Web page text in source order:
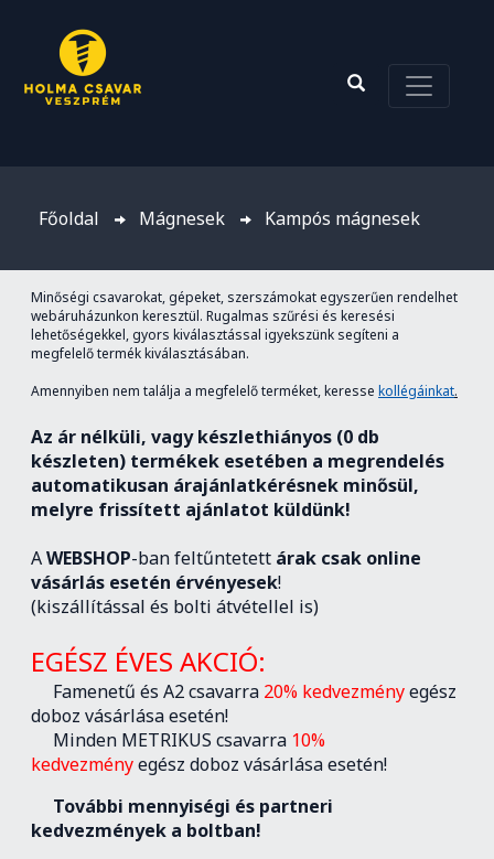
Főoldal Mágnesek Kampós mágnesek
Minőségi csavarokat, gépeket, szerszámokat egyszerűen rendelhet
webáruházunkon keresztül. Rugalmas szűrési és keresési
lehetőségekkel, gyors kiválasztással igyekszünk segíteni a
megfelelő termék kiválasztásában.
Amennyiben nem találja a megfelelő terméket, keresse kollégáinkat.
Az ár nélküli, vagy készlethiányos (0 db
készleten) termékek esetében a megrendelés
automatikusan árajánlatkérésnek minősül,
melyre frissített ajánlatot küldünk!
AWEBSHOP-ban feltűntetett árak csak online
vásárlás esetén érvényesek!
(kiszállítással és bolti átvétellel is)
EGÉSZ ÉVES AKCIÓ:
Famenetű és A2 csavarra 20% kedvezményegész
doboz vásárlása esetén!
Minden METRIKUS csavarra 10%
kedvezményegész doboz vásárlása esetén!
További mennyiségi és partneri
kedvezmények a boltban!